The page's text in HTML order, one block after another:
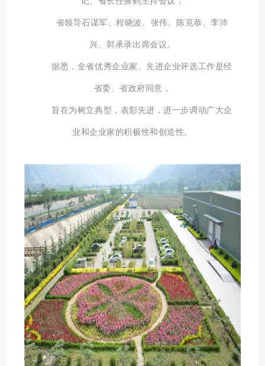
省领导石谋军、程晓波、张伟、陈克恭、李沛
兴、郭承录出席会议。
据悉，全省优秀企业家、先进企业评选工作是经
省委、省政府同意，
旨在为树立典型，表彰先进，进一步调动广大企
业和企业家的积极性和创造性。